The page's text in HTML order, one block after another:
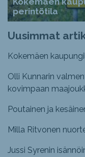
perintötila
Uusimmat
Kokemäen
Olli Kunnarin
kovimpaan
Poutainen ja
Milla Ritvonen
Jussi Syrenin